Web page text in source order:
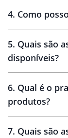
4. Como
amostra virtual
5. Quais são
disponíveis?
6. Qual é o
produtos?
7. Quais são